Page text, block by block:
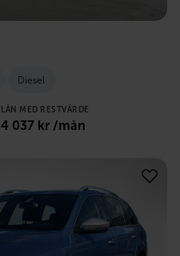
Diesel
LÅN MED RESTVÄRDE
4 037 kr /mån